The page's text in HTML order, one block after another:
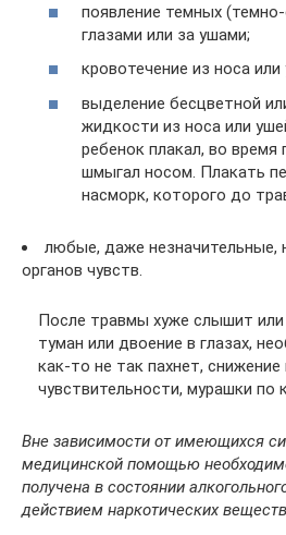
появление темных
глазами или за ушами;
кровотечение из носа или
выделение бесцветной
жидкости из носа или
ребенок плакал, во время
шмыгал носом. Плакать
насморк, которого до
любые, даже незначительные,
органов чувств.
После травмы хуже слышит
туман или двоение в глазах,
как-то не так пахнет,
чувствительности, мурашки по
Вне зависимости от имеющихся
медицинской помощью
получена в состоянии
действием наркотических